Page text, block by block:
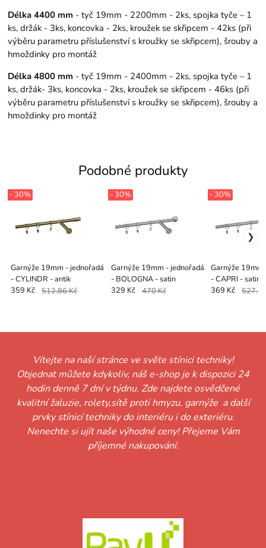
Délka 4400 mm - tyč 19mm - 2200mm - 2ks, spojka tyče – 1
ks, držák - 3ks, koncovka - 2ks, kroužek se skřipcem - 42ks (při
výběru parametru příslušenství s kroužky se skřipcem), šrouby a
hmoždinky pro montáž
Délka 4800 mm - tyč 19mm - 2400mm - 2ks, spojka tyče – 1
ks, držák- 3ks, koncovka - 2ks, kroužek se skřipcem - 46ks (při
výběru parametru příslušenství s kroužky se skřipcem), šrouby a
hmoždinky pro montáž
Podobné produkty
Garnýže 19mm - jednořadá
- CYLINDR - antik
- 30%
359 Kč 512.86 Kč
Garnýže 19mm - jednořadá
- BOLOGNA - satin
- 30%
329 Kč 470 Kč
Garnýže 19mm
- CAPRI - satin
- 30%
369 Kč
Vítejte na naší stránce ve světe stínici techniky!
Objednat můžete kdykoliv, náš e-shop je k dispozici 24
hodin denně 7 dní v týdnu. Zde najdete osvědčené
kvalitní žaluzie, rolety,sítě proti hmyzu, garnýže a další
prvky stínicí techniky do interiéru i do exteriéru.
Nenechte si ujít naše výhodné ceny! Přejeme Vám
příjemné nakupování.